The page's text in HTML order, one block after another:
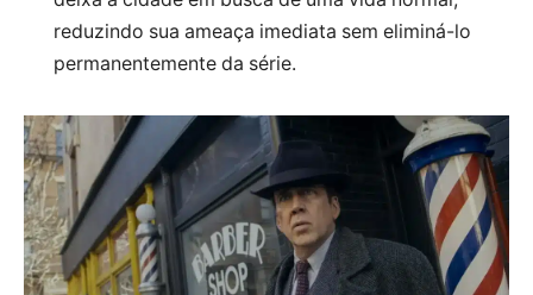
reduzindo sua ameaça imediata sem eliminá-lo
permanentemente da série.